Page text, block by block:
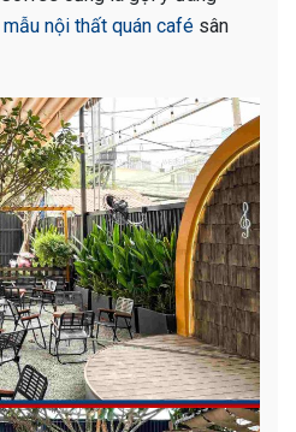
mẫu nội thất quán café sân